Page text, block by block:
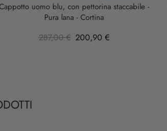
uomo blu, con pettorina staccabile -
Pura lana - Cortina
287,00 € 200,90 €